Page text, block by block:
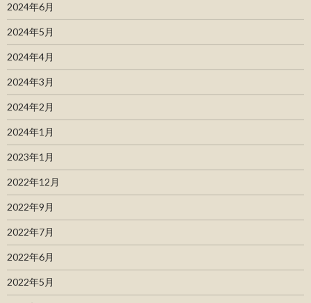
2024年6月
2024年5月
2024年4月
2024年3月
2024年2月
2024年1月
2023年1月
2022年12月
2022年9月
2022年7月
2022年6月
2022年5月